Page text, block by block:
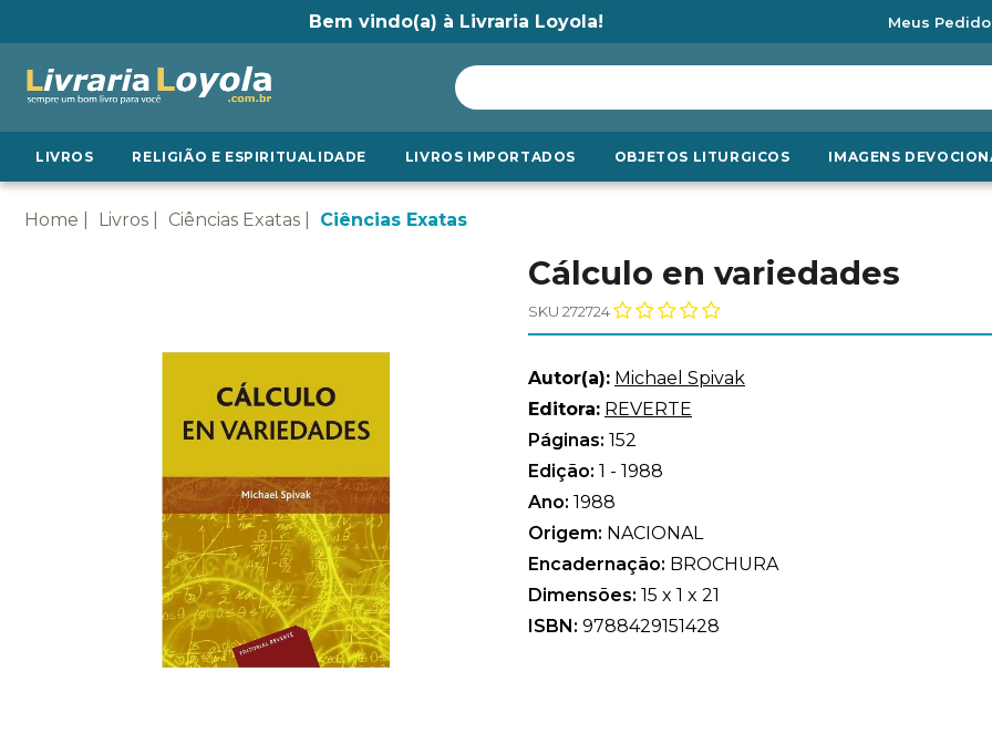
Bem vindo(a) à Livraria Loyola! Meus
LIVROS RELIGIÃO E ESPIRITUALIDADE LIVROS IMPORTADOS OBJETOS LITURGICOS IMAGENS
Home Livros Ciências Exatas Ciências Exatas
Cálculo en variedades
SKU 272724
Autor(a): Michael Spivak
Editora: REVERTE
Páginas: 152
Edição: 1 - 1988
Ano: 1988
Origem: NACIONAL
Encadernação: BROCHURA
Dimensões: 15 x 1 x 21
ISBN: 9788429151428